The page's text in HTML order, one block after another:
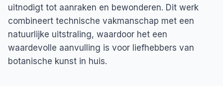
uitnodigt tot aanraken en bewonderen. Dit werk
combineert technische vakmanschap met een
natuurlijke uitstraling, waardoor het een
waardevolle aanvulling is voor liefhebbers van
botanische kunst in huis.